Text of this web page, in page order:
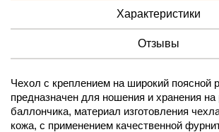
Характеристики
Отзывы
Чехол с креплением на широкий поясной
предназначен для ношения и хранения на
баллончика, материал изготовления
кожа, с применением качественной